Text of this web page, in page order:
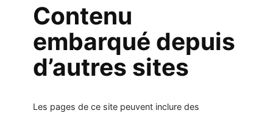
Contenu
embarqué depuis
d’autres sites
Les pages de ce site peuvent inclure des